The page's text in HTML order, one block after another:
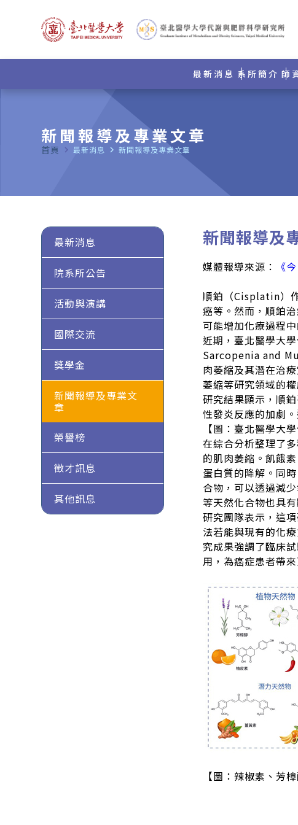
最新消息 系所簡介 師
新聞報導及專業文章
首頁 navigate_next 最新消息 navigate_next 新聞報導及專業文章
最新消息
院系所公告
活動與演講
國際交流
獎學金
新聞報導及專業文
章
榮譽榜
徵才訊息
其他訊息
新聞報導及
媒體報導來源：
《
順鉑（Cisplatin）
癌等。然而，順鉑
可能增加化療過程
近期，臺北醫學大
Sarcopenia and
肉萎縮及其潛在治
萎縮等研究領域的
研究結果顯示，順
性發炎反應的加劇
【圖：臺北醫學大
在綜合分析整理了
的肌肉萎縮。飢餓
蛋白質的降解。同
合物，可以透過減
等天然化合物也具
研究團隊表示，這
法若能與現有的化
究成果強調了臨床
用，為癌症患者帶
【圖：辣椒素、芳